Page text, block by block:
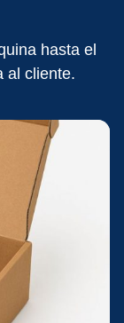
hasta el
al cliente.